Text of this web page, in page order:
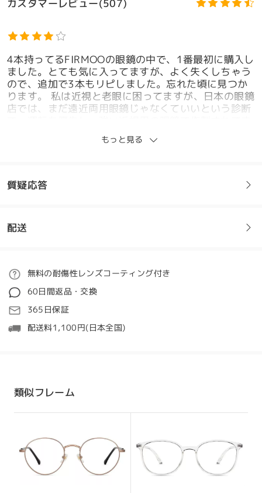
カスタマーレビュー(507)
4本持ってるFIRMOOの眼鏡の中で、1番最初に購入し
ました。とても気に入ってますが、よく失くしちゃう
ので、追加で3本もリピしました。忘れた頃に見つか
ります。 私は近視と老眼に困ってますが、日本の眼鏡
店では、まだ遠近両用眼鏡じゃなくていいという診断
した。 でも、自宅で過ごす時間が長いので、テレビを
見る度に眼鏡を掛ける、スマホを見る為に外す⋯の繰
も快適に過ごせています。リーズナブルなのに、よく
視えます。 このフレームだけは、耳に掛ける部分:モ
いので、頭皮を擦るとイテッてなります。 0円レンズ
トを感じられるでしょう。
by
いうこともあり届くのにはだいぶ時間がかかりまし
た。まぁ仕方ないんですけど
Ahn on Jul 5 , 2025
もっと見る
質疑応答
フレームについてご質問がある場合は、以下からお問い合わせく
質問する
配送
ご注文
処理時間
5-7営業日
詳細
配送時間
配送
無料の耐傷性レンズコーティング付き
60日間返品・交換
365日保証
配送料1,100円(日本全国)
類似フレーム